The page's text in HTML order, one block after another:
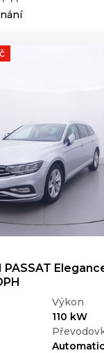
PASSAT
Výkon
110 kW